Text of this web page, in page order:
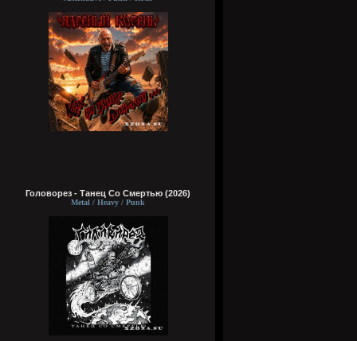
Головорез - Tанец Со Смертью (2026)
Metal / Heavy / Punk